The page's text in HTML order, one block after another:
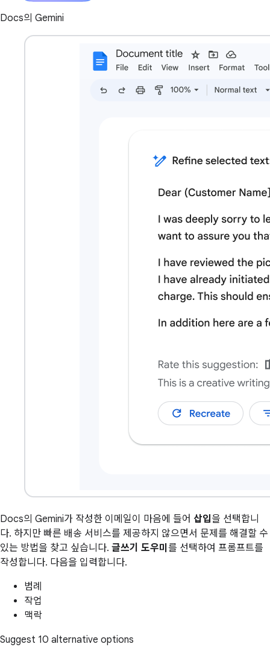
Docs의 Gemini
Docs의 Gemini가 작성한 이메일이 마음에 들어 삽입 을 선택합니
다. 하지만 빠른 배송 서비스를 제공하지 않으면서 문제를 해결할 수
있는 방법을 찾고 싶습니다. 글쓰기 도우미 를 선택하여 프롬프트를
작성합니다. 다음을 입력합니다.
범례
작업
맥락
Suggest 10 alternative options